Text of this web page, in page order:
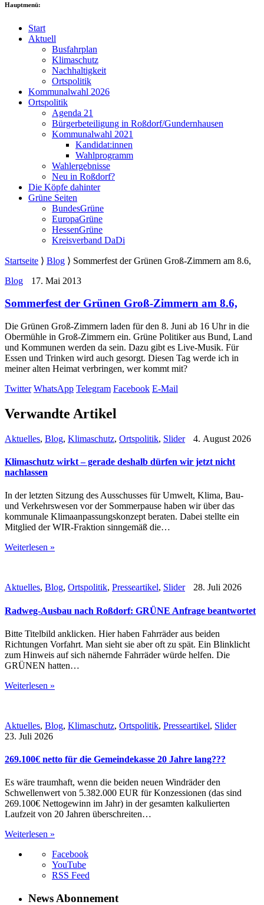
Hauptmenü:
Start
Aktuell
Busfahrplan
Klimaschutz
Nachhaltigkeit
Ortspolitik
Kommunalwahl 2026
Ortspolitik
Agenda 21
Bürgerbeteiligung in Roßdorf/Gundernhausen
Kommunalwahl 2021
Kandidat:innen
Wahlprogramm
Wahlergebnisse
Neu in Roßdorf?
Die Köpfe dahinter
Grüne Seiten
BundesGrüne
EuropaGrüne
HessenGrüne
Kreisverband DaDi
Startseite ⟩ Blog ⟩ Sommerfest der Grünen Groß-Zimmern am 8.6,
Blog
17. Mai 2013
Sommerfest der Grünen Groß-Zimmern am 8.6,
Die Grünen Groß-Zimmern laden für den 8. Juni ab 16 Uhr in die
Obermühle in Groß-Zimmern ein. Grüne Politiker aus Bund, Land
und Kommunen werden da sein. Dazu gibt es Live-Musik. Für
Essen und Trinken wird auch gesorgt. Diesen Tag werde ich in
meiner alten Heimat verbringen, wer kommt mit?
Twitter WhatsApp Telegram Facebook E-Mail
Verwandte Artikel
Aktuelles, Blog, Klimaschutz, Ortspolitik, Slider 4. August 2026
Klimaschutz wirkt – gerade deshalb dürfen wir jetzt nicht
nachlassen
In der letzten Sitzung des Ausschusses für Umwelt, Klima, Bau-
und Verkehrswesen vor der Sommerpause haben wir über das
kommunale Klimaanpassungskonzept beraten. Dabei stellte ein
Mitglied der WIR-Fraktion sinngemäß die…
Weiterlesen »
Aktuelles, Blog, Ortspolitik, Presseartikel, Slider 28. Juli 2026
Radweg-Ausbau nach Roßdorf: GRÜNE Anfrage beantwortet
Bitte Titelbild anklicken. Hier haben Fahrräder aus beiden
Richtungen Vorfahrt. Man sieht sie aber oft zu spät. Ein Blinklicht
zum Hinweis auf sich nähernde Fahrräder würde helfen. Die
GRÜNEN hatten…
Weiterlesen »
Aktuelles, Blog, Klimaschutz, Ortspolitik, Presseartikel, Slider
23. Juli 2026
269.100€ netto für die Gemeindekasse 20 Jahre lang???
Es wäre traumhaft, wenn die beiden neuen Windräder den
Schwellenwert von 5.382.000 EUR für Konzessionen (das sind
269.100€ Nettogewinn im Jahr) in der gesamten kalkulierten
Laufzeit von 20 Jahren überschreiten…
Weiterlesen »
Facebook
YouTube
RSS Feed
News Abonnement